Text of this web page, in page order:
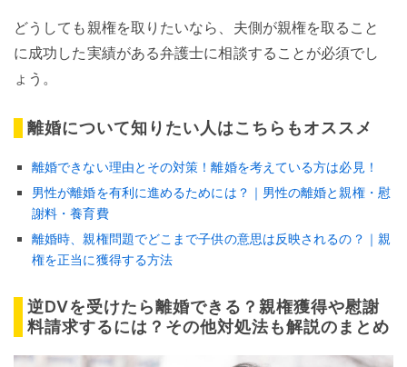
どうしても親権を取りたいなら、夫側が親権を取ること
に成功した実績がある弁護士に相談することが必須でし
ょう。
離婚について知りたい人はこちらもオススメ
離婚できない理由とその対策！離婚を考えている方は必見！
男性が離婚を有利に進めるためには？｜男性の離婚と親権・慰
謝料・養育費
離婚時、親権問題でどこまで子供の意思は反映されるの？｜親
権を正当に獲得する方法
逆DVを受けたら離婚できる？親権獲得や慰謝
料請求するには？その他対処法も解説のまとめ